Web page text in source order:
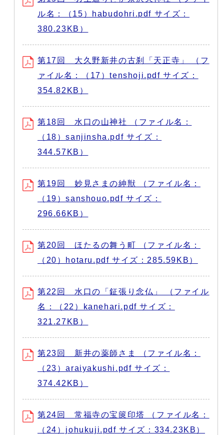
ル名：（15）habudohri.pdf サイズ：
380.23KB）
第17回 大久野新井の古刹「天正寺」 （フ
ァイル名：（17）tenshoji.pdf サイズ：
354.82KB）
第18回 水口の山神社 （ファイル名：
（18）sanjinsha.pdf サイズ：
344.57KB）
第19回 妙見さまの紳獣 （ファイル名：
（19）sanshouo.pdf サイズ：
296.66KB）
第20回 ほたるの舞う町 （ファイル名：
（20）hotaru.pdf サイズ：285.59KB）
第22回 水口の「鉦張り念仏」 （ファイル
名：（22）kanehari.pdf サイズ：
321.27KB）
第23回 新井の薬師さま （ファイル名：
（23）araiyakushi.pdf サイズ：
374.42KB）
第24回 常福寺の宝篋印塔 （ファイル名：
（24）johukuji.pdf サイズ：334.23KB）